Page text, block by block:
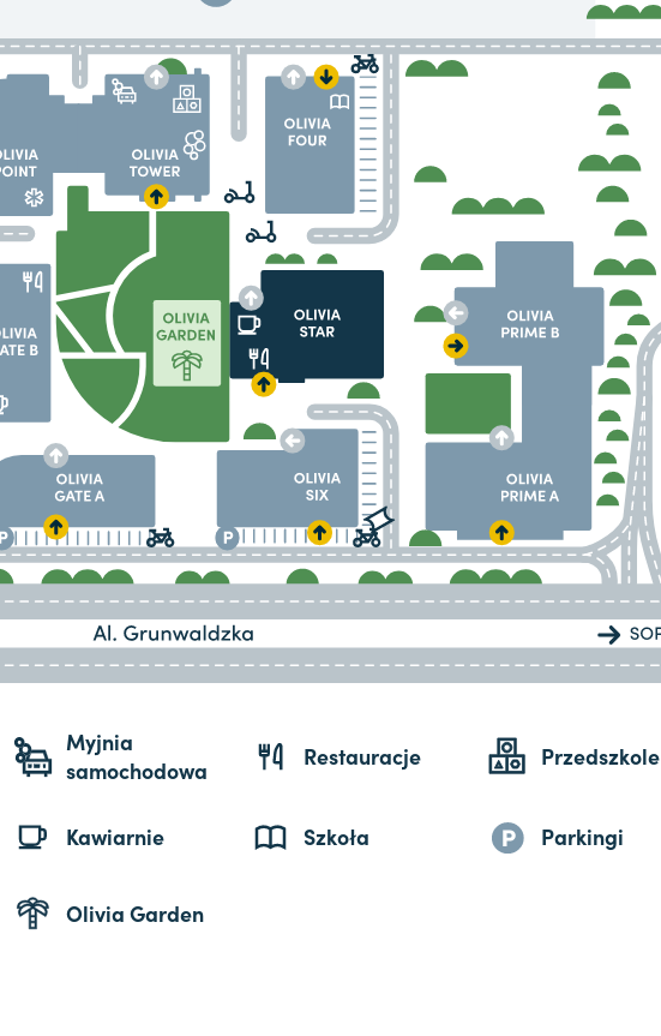
Myjnia
samochodowa
Restauracje Przedszkole
Kawiarnie Szkoła Parkingi
Olivia Garden